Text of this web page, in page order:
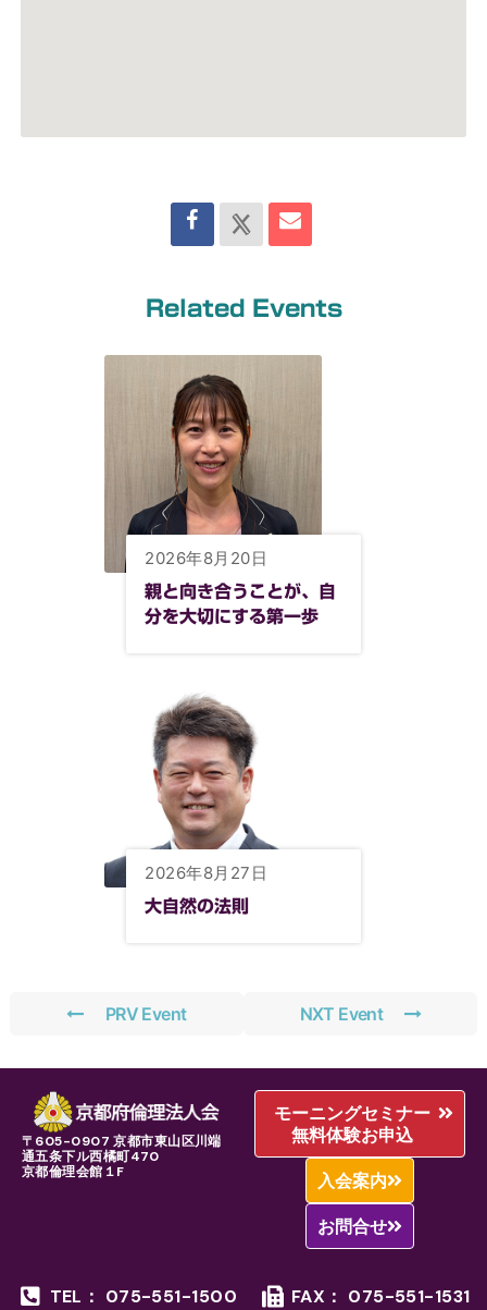
Related Events
2026年8月20日
親と向き合うことが、自
分を大切にする第一歩
2026年8月27日
大自然の法則
PRV Event NXT Event
〒605-0907 京都市東山区川端
通五条下ル西橘町470
京都倫理会館１F
モーニングセミナー
無料体験お申込
入会案内
お問合せ
TEL： 075-551-1500
FAX： 075-551-1531